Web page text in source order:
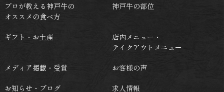
プロが教える神戸牛の
オススメの食べ方
神戸牛の部位
ギフト・お土産
店内メニュー・
テイクアウトメニュー
メディア掲載・受賞 お客様の声
お知らせ・ブログ 求人情報